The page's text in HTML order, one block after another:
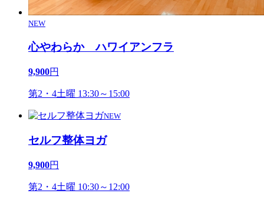
NEW
心やわらか ハワイアンフラ
9,900円
第2・4土曜 13:30～15:00
NEW
セルフ整体ヨガ
9,900円
第2・4土曜 10:30～12:00